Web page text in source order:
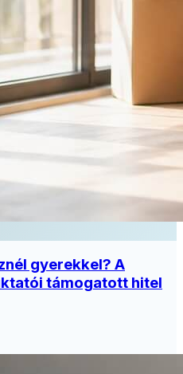
gyerekkel? A
támogatott hitel